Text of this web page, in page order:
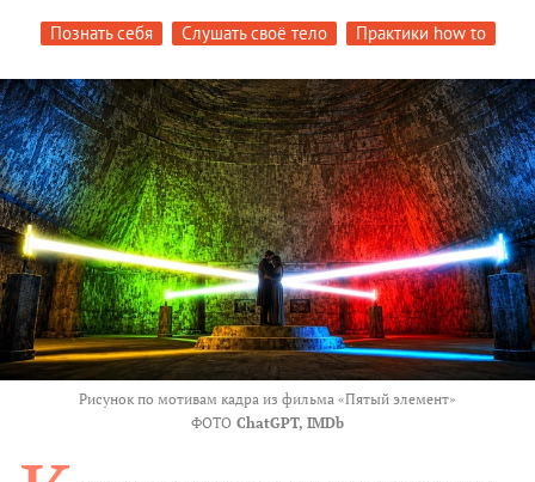
Познать себя Слушать своё тело Практики how to
Рисунок по мотивам кадра из фильма «Пятый элемент»
ФОТО ChatGPT, IMDb